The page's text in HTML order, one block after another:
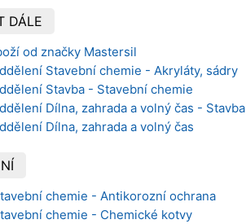
DÁLE
od značky Mastersil
Stavební chemie - Akryláty, sádry
Stavba - Stavební chemie
Dílna, zahrada a volný čas - Stavba
Dílna, zahrada a volný čas
chemie - Antikorozní ochrana
chemie - Chemické kotvy